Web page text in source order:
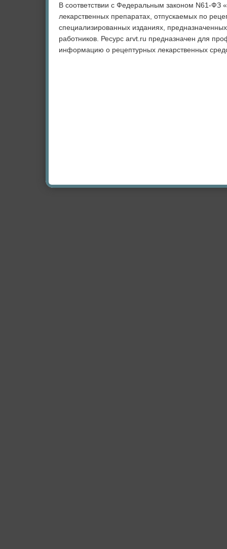
В соответствии с Федеральным законом N61-
лекарственных препаратах, отпускаемых по
специализированных изданиях,
работников. Ресурс arvt.ru предназначен для
информацию о рецептурных лекарственных